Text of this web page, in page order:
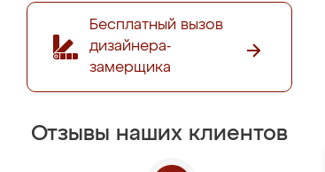
Бесплатный вызов
дизайнера-
замерщика
Отзывы наших клиентов